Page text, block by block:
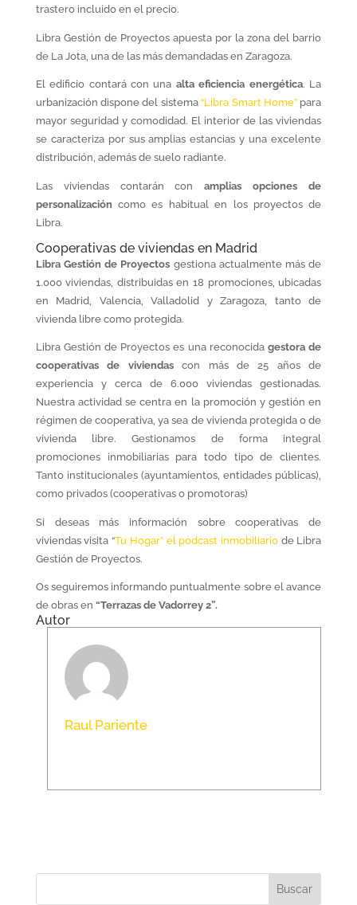
trastero incluido en el precio.
Libra Gestión de Proyectos apuesta por la zona del barrio
de La Jota, una de las más demandadas en Zaragoza.
El edificio contará con una alta eficiencia energética. La
urbanización dispone del sistema“Libra Smart Home”para
mayor seguridad y comodidad. El interior de las viviendas
se caracteriza por sus amplias estancias y una excelente
distribución, además de suelo radiante.
Las viviendas contarán conamplias opciones de
personalización como es habitual en los proyectos de
Libra.
Cooperativas de viviendas en Madrid
Libra Gestión de Proyectos gestiona actualmente más de
1.000 viviendas, distribuidas en 18 promociones, ubicadas
en Madrid, Valencia, Valladolid y Zaragoza, tanto de
vivienda libre como protegida.
Libra Gestión de Proyectos es una reconocidagestora de
cooperativas de viviendascon más de 25 años de
experiencia y cerca de 6.000 viviendas gestionadas.
Nuestra actividad se centra en la promoción y gestión en
régimen de cooperativa, ya sea de vivienda protegida o de
vivienda libre. Gestionamos de forma integral
promociones inmobiliarias para todo tipo de clientes.
Tanto institucionales (ayuntamientos, entidades públicas),
como privados (cooperativas o promotoras)
Si deseas más información sobre cooperativas de
viviendas visita “Tu Hogar” el podcast inmobiliariode Libra
Gestión de Proyectos.
Os seguiremos informando puntualmente sobre el avance
de obras en “Terrazas de Vadorrey 2”.
Autor
Raul Pariente